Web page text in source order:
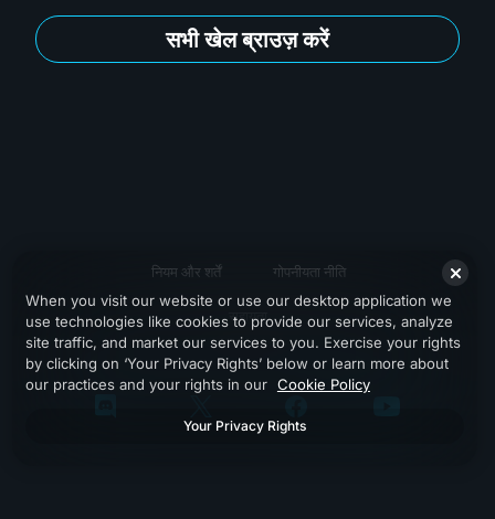
सभी खेल ब्राउज़ करें
नियम और शर्तें गोपनीयता नीति
सहायता
When you visit our website or use our desktop application we
use technologies like cookies to provide our services, analyze
site traffic, and market our services to you. Exercise your rights
by clicking on ‘Your Privacy Rights’ below or learn more about
our practices and your rights in our Cookie Policy
Your Privacy Rights